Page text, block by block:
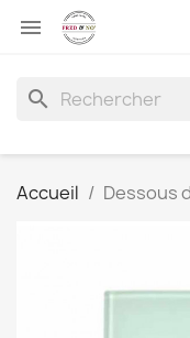

search
Accueil Dessous